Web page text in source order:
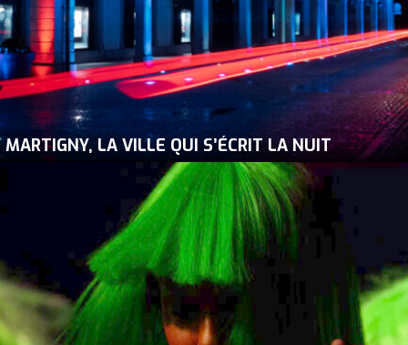
MARTIGNY, LA VILLE QUI S’ÉCRIT LA NUIT